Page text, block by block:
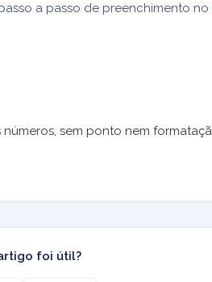
a passo de preenchimento no
sem ponto nem
foi útil?